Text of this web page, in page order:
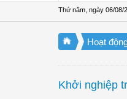
Thứ năm, ngày 06/08/
Hoạt
Khởi nghiệp